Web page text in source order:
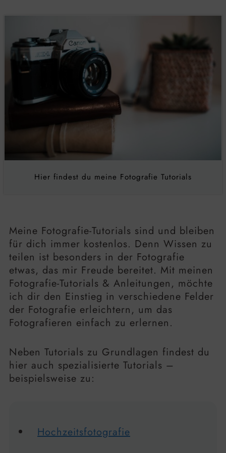
Hier findest du meine Fotografie Tutorials
Meine Fotografie-Tutorials sind und bleiben
für dich immer kostenlos. Denn Wissen zu
teilen ist besonders in der Fotografie
etwas, das mir Freude bereitet. Mit meinen
Fotografie-Tutorials & Anleitungen, möchte
ich dir den Einstieg in verschiedene Felder
der Fotografie erleichtern, um das
Fotografieren einfach zu erlernen.
Neben Tutorials zu Grundlagen findest du
hier auch spezialisierte Tutorials –
beispielsweise zu:
Hochzeitsfotografie